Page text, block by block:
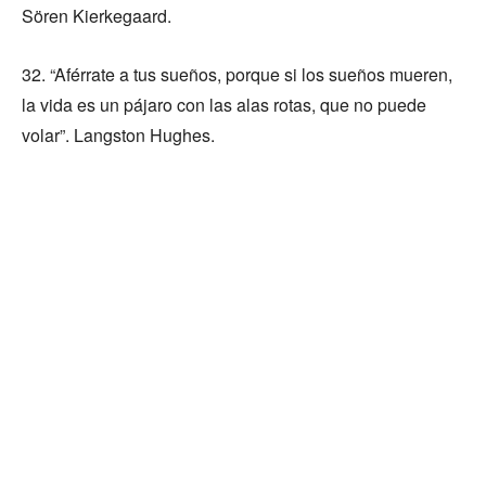
Sören Kierkegaard.
32. “Aférrate a tus sueños, porque si los sueños mueren,
la vida es un pájaro con las alas rotas, que no puede
volar”. Langston Hughes.